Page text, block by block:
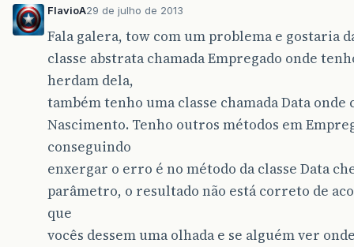
FlavioA29 de julho de 2013
Fala galera, tow com um problema e gostaria
classe abstrata chamada Empregado onde
herdam dela,
também tenho uma classe chamada Data onde
Nascimento. Tenho outros métodos em
conseguindo
enxergar o erro é no método da classe Data
parâmetro, o resultado não está correto de
que
vocês dessem uma olhada e se alguém ver